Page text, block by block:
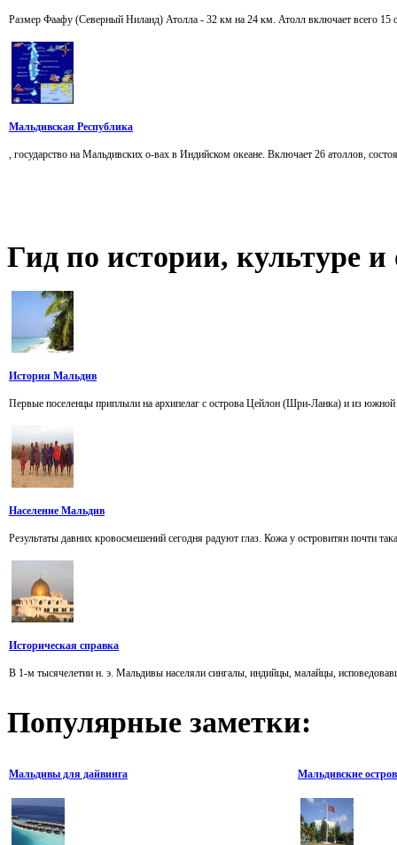
Размер Фаафу (Северный Ниланд) Атолла - 32 км на 24 км. Атолл включает всего 15
Мальдивская Республика
, государство на Мальдивских о-вах в Индийском океане. Включает 26 атоллов,
Гид по истории, культуре
История Мальдив
Первые поселенцы приплыли на архипелаг с острова Цейлон (Шри-Ланка) и из южной
Население Мальдив
Результаты давних кровосмешений сегодня радуют глаз. Кожа у островитян
Историческая справка
В 1-м тысячелетии н. э. Мальдивы населяли сингалы, индийцы, малайцы,
Популярные заметки:
Мальдивы для дайвинга Мальдивские